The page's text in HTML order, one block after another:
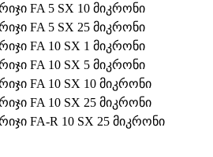
FA 5 SX 10 მიკრონი
FA 5 SX 25 მიკრონი
FA 10 SX 1 მიკრონი
FA 10 SX 5 მიკრონი
FA 10 SX 10 მიკრონი
FA 10 SX 25 მიკრონი
FA-R 10 SX 25 მიკრონი